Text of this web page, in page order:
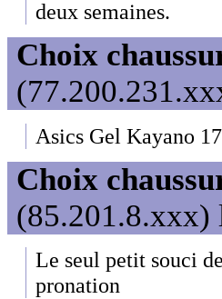
deux semaines.
Choix
Asics Gel Kayano
Choix
(85.201.8.xxx)
Le seul petit souci
pronation